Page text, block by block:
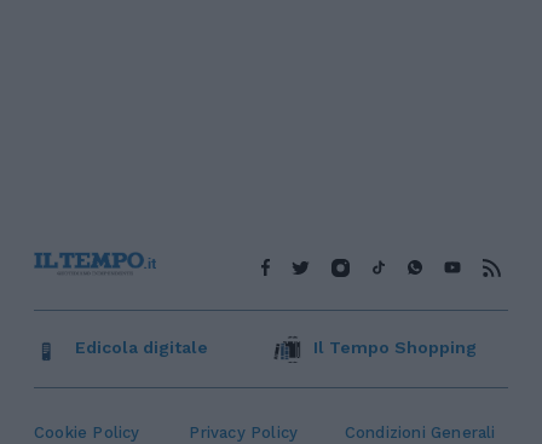
Cookie Policy Privacy Policy Condizioni Generali
Edicola digitale Il Tempo Shopping